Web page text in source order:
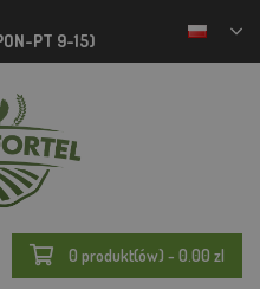
PT 9-15)
0 produkt(ów) - 0.00 zl